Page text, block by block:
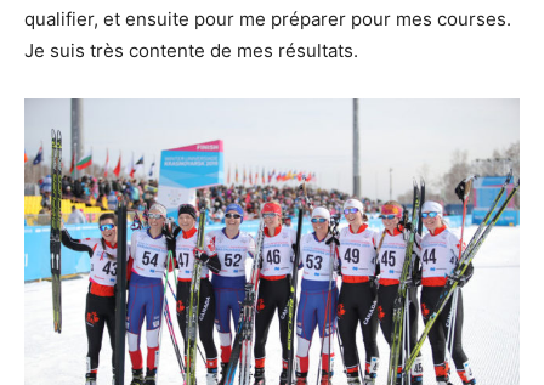
qualifier, et ensuite pour me préparer pour mes courses.
Je suis très contente de mes résultats.